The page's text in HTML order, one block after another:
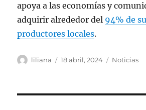
apoya a las economías y
adquirir alrededor del 94% de
productores locales.
Autor
liliana
Publicado
18 abril, 2024 Categorías
Noticias